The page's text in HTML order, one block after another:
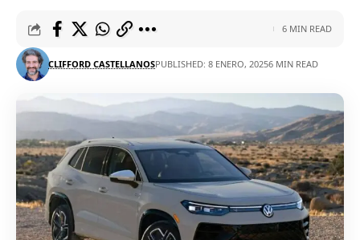
CLIFFORD CASTELLANOSPUBLISHED: 8 ENERO, 20256 MIN READ
6 MIN READ